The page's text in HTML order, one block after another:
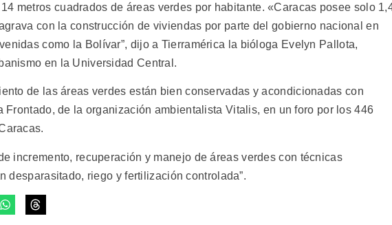
metros cuadrados de áreas verdes por habitante. «Caracas posee solo
con la construcción de viviendas por parte del gobierno nacional en
como la Bolívar”, dijo a Tierramérica la bióloga Evelyn Pallota,
en la Universidad Central.
de las áreas verdes están bien conservadas y acondicionadas con
Frontado, de la organización ambientalista Vitalis, en un foro por los 446
incremento, recuperación y manejo de áreas verdes con técnicas
desparasitado, riego y fertilización controlada”.